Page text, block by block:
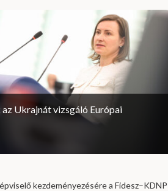
az Ukrajnát vizsgáló Európai
kezdeményezésére a Fidesz–KDNP